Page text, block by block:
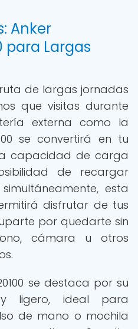
Anker
para Largas
de largas jornadas
que visitas durante
externa como la
se convertirá en tu
capacidad de carga
de recargar
esta
disfrutar de tus
por quedarte sin
cámara u otros
se destaca por su
ligero, ideal para
de mano o mochila